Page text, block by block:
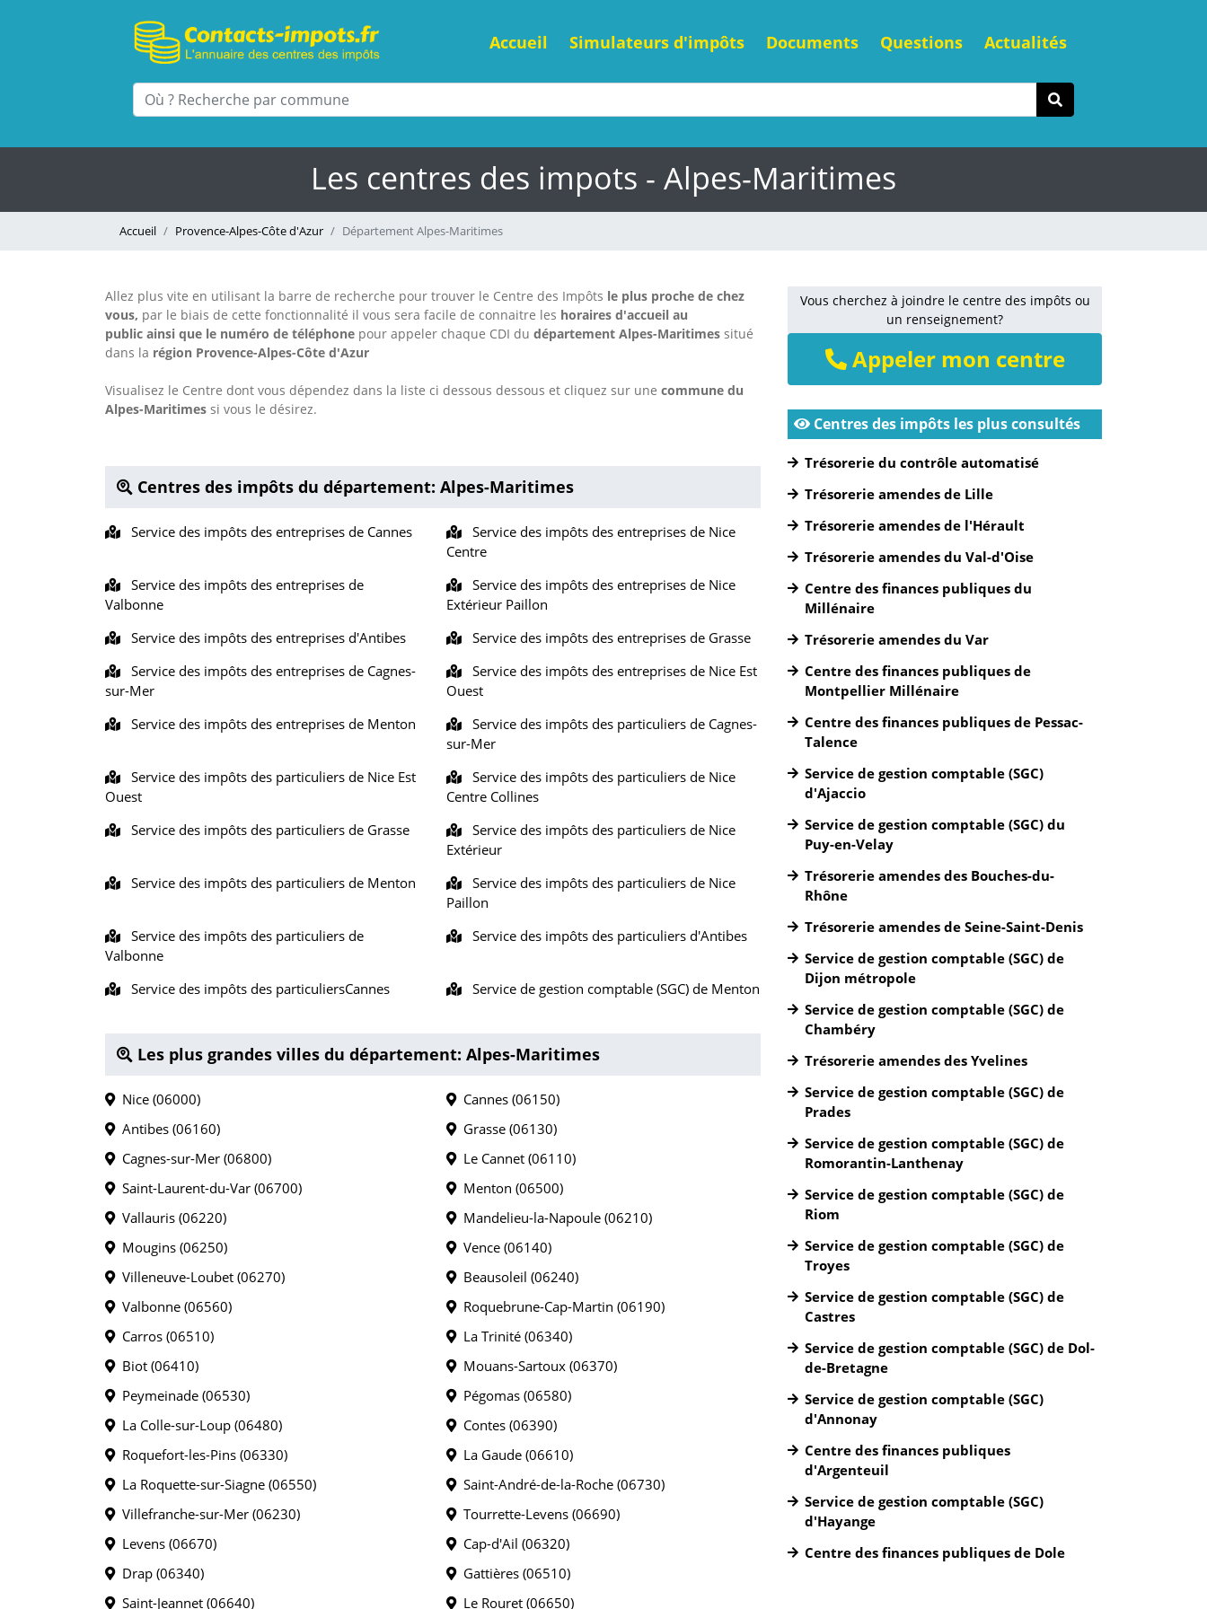
Accueil Simulateurs d'impôts Documents Questions Actualités
Les centres des impots - Alpes-Maritimes
Accueil Provence-Alpes-Côte d'Azur Département Alpes-Maritimes
Allez plus vite en utilisant la barre de recherche pour trouver le Centre des Impôts le plus proche de chez
vous, par le biais de cette fonctionnalité il vous sera facile de connaitre les horaires d'accueil au
public ainsi que le numéro de téléphone pour appeler chaque CDI du département Alpes-Maritimes situé
dans la région Provence-Alpes-Côte d'Azur
Visualisez le Centre dont vous dépendez dans la liste ci dessous dessous et cliquez sur une commune du
Alpes-Maritimes si vous le désirez.
Centres des impôts du département: Alpes-Maritimes
Service des impôts des entreprises de Cannes
Service des impôts des entreprises de Nice
Centre
Service des impôts des entreprises de
Valbonne
Service des impôts des entreprises de Nice
Extérieur Paillon
Service des impôts des entreprises d'Antibes
Service des impôts des entreprises de Grasse
Service des impôts des entreprises de Cagnes-
sur-Mer
Service des impôts des entreprises de Nice Est
Ouest
Service des impôts des entreprises de Menton
Service des impôts des particuliers de Cagnes-
sur-Mer
Service des impôts des particuliers de Nice Est
Ouest
Service des impôts des particuliers de Nice
Centre Collines
Service des impôts des particuliers de Grasse
Service des impôts des particuliers de Nice
Extérieur
Service des impôts des particuliers de Menton
Service des impôts des particuliers de Nice
Paillon
Service des impôts des particuliers de
Valbonne
Service des impôts des particuliers d'Antibes
Service des impôts des particuliersCannes Service de gestion comptable (SGC) de Menton
Les plus grandes villes du département: Alpes-Maritimes
Nice (06000)
Cannes (06150)
Antibes (06160)
Grasse (06130)
Cagnes-sur-Mer (06800)
Le Cannet (06110)
Saint-Laurent-du-Var (06700)
Menton (06500)
Vallauris (06220)
Mandelieu-la-Napoule (06210)
Mougins (06250)
Vence (06140)
Villeneuve-Loubet (06270)
Beausoleil (06240)
Valbonne (06560)
Roquebrune-Cap-Martin (06190)
Carros (06510)
La Trinité (06340)
Biot (06410)
Mouans-Sartoux (06370)
Peymeinade (06530)
Pégomas (06580)
La Colle-sur-Loup (06480)
Contes (06390)
Roquefort-les-Pins (06330)
La Gaude (06610)
La Roquette-sur-Siagne (06550)
Saint-André-de-la-Roche (06730)
Villefranche-sur-Mer (06230)
Tourrette-Levens (06690)
Levens (06670)
Cap-d'Ail (06320)
Drap (06340)
Gattières (06510)
Saint-Jeannet (06640)
Le Rouret (06650)
Vous cherchez à joindre le centre des impôts ou
un renseignement?
Appeler mon centre
Centres des impôts les plus consultés
Trésorerie du contrôle automatisé
Trésorerie amendes de Lille
Trésorerie amendes de l'Hérault
Trésorerie amendes du Val-d'Oise
Centre des finances publiques du
Millénaire
Trésorerie amendes du Var
Centre des finances publiques de
Montpellier Millénaire
Centre des finances publiques de Pessac-
Talence
Service de gestion comptable (SGC)
d'Ajaccio
Service de gestion comptable (SGC) du
Puy-en-Velay
Trésorerie amendes des Bouches-du-
Rhône
Trésorerie amendes de Seine-Saint-Denis
Service de gestion comptable (SGC) de
Dijon métropole
Service de gestion comptable (SGC) de
Chambéry
Trésorerie amendes des Yvelines
Service de gestion comptable (SGC) de
Prades
Service de gestion comptable (SGC) de
Romorantin-Lanthenay
Service de gestion comptable (SGC) de
Riom
Service de gestion comptable (SGC) de
Troyes
Service de gestion comptable (SGC) de
Castres
Service de gestion comptable (SGC) de Dol-
de-Bretagne
Service de gestion comptable (SGC)
d'Annonay
Centre des finances publiques
d'Argenteuil
Service de gestion comptable (SGC)
d'Hayange
Centre des finances publiques de Dole